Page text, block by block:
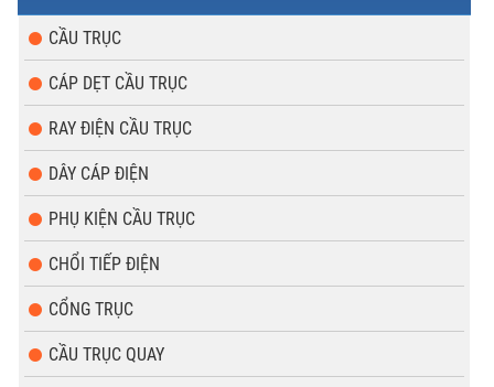
CẦU TRỤC
CÁP DẸT CẦU TRỤC
RAY ĐIỆN CẦU TRỤC
DÂY CÁP ĐIỆN
PHỤ KIỆN CẦU TRỤC
CHỔI TIẾP ĐIỆN
CỔNG TRỤC
CẦU TRỤC QUAY